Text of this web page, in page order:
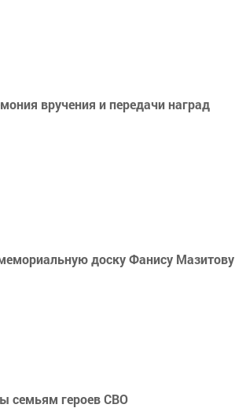
вручения и передачи наград
доску Фанису Мазитову
семьям героев СВО